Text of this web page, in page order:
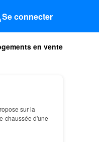
Se connecter
en vente
sur la
chaussée d'une